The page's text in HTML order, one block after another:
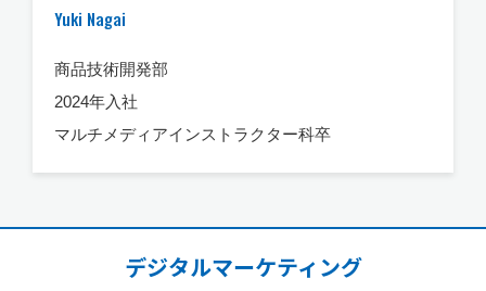
Yuki Nagai
商品技術開発部
2024年入社
マルチメディアインストラクター科卒
デジタルマーケティング